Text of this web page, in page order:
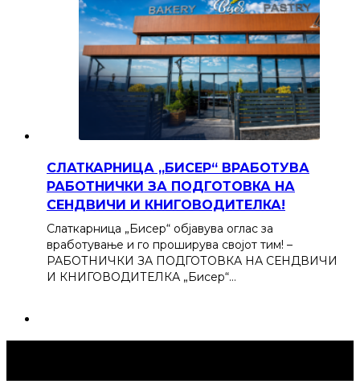
СЛАТКАРНИЦА „БИСЕР“ ВРАБОТУВА
РАБОТНИЧКИ ЗА ПОДГОТОВКА НА
СЕНДВИЧИ И КНИГОВОДИТЕЛКА!
Слаткарница „Бисер“ објавува оглас за
вработување и го проширува својот тим! –
РАБОТНИЧКИ ЗА ПОДГОТОВКА НА СЕНДВИЧИ
И КНИГОВОДИТЕЛКА „Бисер“…